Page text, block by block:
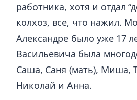
работника, хотя и отдал
колхоз, все, что нажил.
Александре было уже 17
Васильевича была
Саша, Саня (мать), Миша,
Николай и Анна.